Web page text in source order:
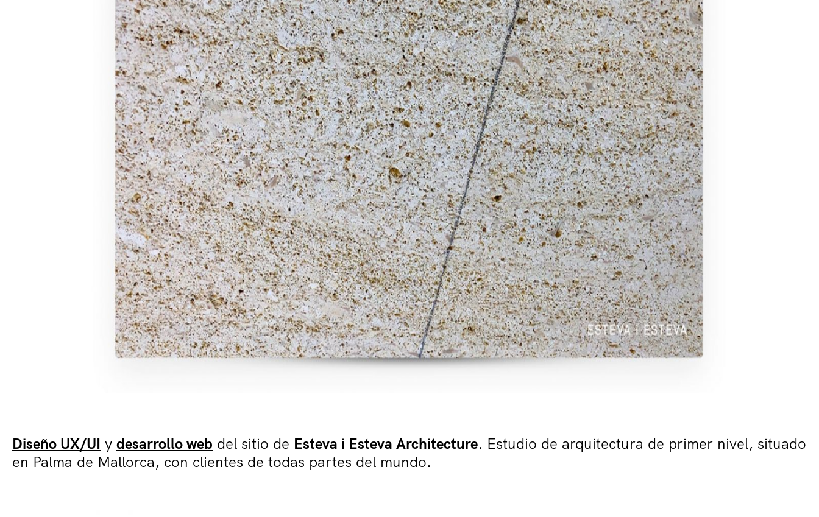
Diseño UX/UI y desarrollo web del sitio de Esteva i Esteva Architecture. Estudio de arquitectura de primer nivel, situado
en Palma de Mallorca, con clientes de todas partes del mundo.